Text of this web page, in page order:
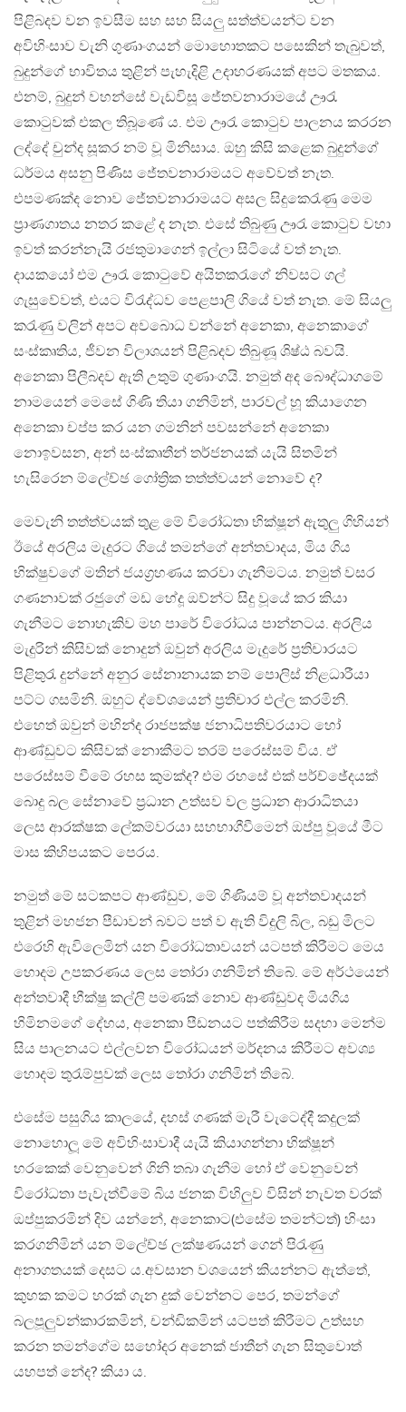
පිළිබදව වන ඉවසීම සහ සහ සියලු සත්ත්වයන්ට වන
අවිහිංසාව වැනි ගුණාංගයන් මොහොතකට පසෙකින් තැබුවත්,
බුදුන්ගේ භාවිතය තුළින් පැහැදිළි උදාහරණයක් අපට මතකය.
එනම්, බුදුන් වහන්සේ වැඩවිසූ ජේතවනාරාමයේ ඌරැ
කොටුවක් එකල තිබූණේ ය. එම ඌරැ කොටුව පාලනය කරරන
ලද්දේ චුන්ද සූකර නම් වූ මිනිසාය. ඔහු කිසි කළෙක බුදුන්ගේ
ධර්මය අසනු පිණිස ජේතවනාරාමයට අවේවත් නැත.
එපමණක්ද නොව ජේතවනාරාමයට අසල සිදුකෙරැණු මෙම
ප්‍රාණගාතය නතර කළේ ද නැත. එසේ තිබුණු ඌරැ කොටුව වහා
ඉවත් කරන්නැයි රජතුමාගෙන් ඉල්ලා සිටියේ වත් නැත.
දායකයෝ එම ඌරැ කොටුවේ අයිතකරැගේ නිවසට ගල්
ගැසුවේවත්, එයට විරැද්ධව පෙළපාලි ගියේ වත් නැත. මේ සියලු
කරැණු වලින් අපට අවබොධ වන්නේ අනෙකා, අනෙකාගේ
සංස්කෘතිය, ජීවන විලාශයන් පිළිබදව තිබුණූ ශිෂ්ඨ බවයි.
අනෙකා පිලීබදව ඇති උතුම් ගුණාංගයි. නමුත් අද බෞද්ධාගමේ
නාමයෙන් මෙසේ ගිණි තියා ගනිමින්, පාරවල් හූ කියාගෙන
අනෙකා චප්ප කර යන ගමනින් පවසන්නේ අනෙකා
නොඉවසන, අන් සංස්කෘතීන් තර්ජනයක් යැයි සිතමින්
හැසිරෙන ම්ලේච්ඡ ගෝත්‍රික තත්ත්වයන් නොවේ ද?
මෙවැනි තත්ත්වයක් තුළ මේ විරෝධතා භික්ෂූන් ඇතුලු ගිහියන්
ඊයේ අරලිය මැදුරට ගියේ තමන්ගේ අන්තවාදය, මිය ගිය
භික්ෂුවගේ මතින් ජයග්‍රහණය කරවා ගැනීමටය. නමුත් වසර
ගණනාවක් රජුගේ මඩ හේදූ ඔව්න්ට සිදු වූයේ කර කියා
ගැනීමට නොහැකිව මහ පාරේ විරෝධය පාන්නටය. අරලිය
මැදුරින් කිසිවක් නොදුන් ඔවුන් අරලිය මැදුරේ ප්‍රතිචාරයට
පිළිතුරැ දුන්නේ අනුර සේනානායක නම් පොලිස් නිළධාරීයා
පට්ට ගසමිනි. ඔහුට ද්වේශයෙන් ප්‍රතිචාර එල්ල කරමිනි.
එහෙත් ඔවුන් මහින්ද රාජපක්ෂ ජනාධිපතිවරයාට හෝ
ආණ්ඩුවට කිසිවක් නොකීමට තරම් පරෙස්සම් විය. ඒ
පරෙස්සම් වීමේ රහස කුමක්ද? එම රහසේ එක් පර්ච්ඡේදයක්
බොදු බල සේනාවේ ප්‍රධාන උත්සව වල ප්‍රධාන ආරාධිතයා
ලෙස ආරක්ෂක ලේකම්වරයා සහභාගීවීමෙන් ඔප්පු වූයේ මීට
මාස කිහිපයකට පෙරය.
නමුත් මේ සටකපට ආණ්ඩුව, මේ ගිණියම් වූ අන්තවාදයන්
තුළින් මහජන පීඩාවන් බවට පත් ව ඇති විදුලි බිල, බඩු මිලට
එරෙහි ඇවිලෙමින් යන විරෝධතාවයන් යටපත් කිරීමට මෙය
හොදම උපකරණය ලෙස තෝරා ගනිමින් තිබේ. මේ අර්ථයෙන්
අන්තවාදී භීක්ෂු කල්ලි පමණක් නොව ආණ්ඩුවද මියගිය
හිමිනමගේ දේහය, අනෙකා පීඩනයට පත්කිරීම සදහා මෙන්ම
සිය පාලනයට එල්ලවන විරෝධයන් මර්දනය කිරීමට අවශ්‍ය
හොදම තුරැම්පුවක් ලෙස තෝරා ගනිමින් තිබේ.
එසේම පසුගිය කාලයේ, දහස් ගණක් මැරී වැටෙද්දී කදුලක්
නොහොලූ මේ අවිහිංසාවාදී යැයි කියාගන්නා භික්ෂූන්
හරකෙක් වෙනුවෙන් ගිනි තබා ගැනීම හෝ ඒ වෙනුවෙන්
විරෝධතා පැවැත්වීමේ බිය ජනක විහිලුව විසින් නැවත වරක්
ඔප්පුකරමින් දිව යන්නේ, අනෙකාට(එසේම තමන්ටත්) හිංසා
කරගනිමින් යන ම්ලේච්ඡ ලක්ෂණයන් ගෙන් පිරැණු
අනාගතයක් දෙසට ය.අවසාන වශයෙන් කියන්නට ඇත්තේ,
කුහක කමට හරක් ගැන දුක් වෙන්නට පෙර, තමන්ගේ
බලපූලුවන්කාරකමින්, චන්ඩිකමින් යටපත් කිරීමට උත්සහ
කරන තමන්ගේම සහෝදර අනෙක් ජාතීන් ගැන සිතුවොත්
යහපත් නේද? කියා ය.